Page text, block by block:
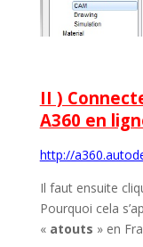
II )
A360 en
http://
Il faut ensuite
Pourquoi cela
« atouts » en